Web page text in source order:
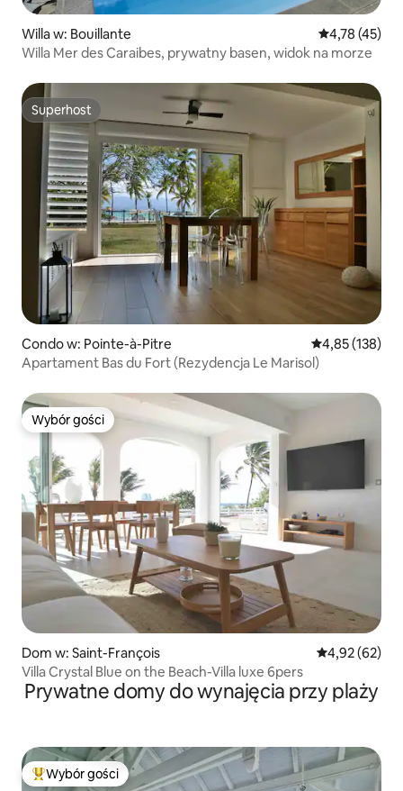
Willa w: Bouillante Średnia
4,78 (45)
Willa Mer des Caraibes, prywatny basen, widok na morze
Superhost
Superhost
Condo w: Pointe-à-Pitre Średnia
4,85 (138)
Apartament Bas du Fort (Rezydencja Le Marisol)
Wybór gości
Wybór gości
Dom w: Saint-François Średnia
4,92 (62)
Villa Crystal Blue on the Beach-Villa luxe 6pers
Prywatne domy do wynajęcia przy plaży
Najpopularniejsze z kategorii Wybór gości
Wybór gości